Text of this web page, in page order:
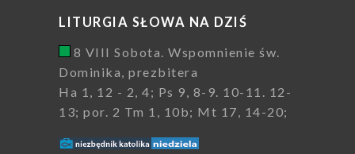
LITURGIA SŁOWA NA DZIŚ
8 VIII Sobota. Wspomnienie św.
Dominika, prezbitera
Ha 1, 12 - 2, 4; Ps 9, 8-9. 10-11. 12-
13; por. 2 Tm 1, 10b; Mt 17, 14-20;